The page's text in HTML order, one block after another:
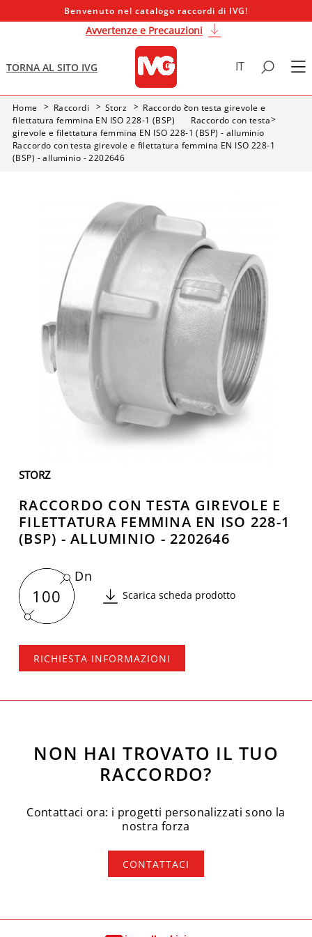
Benvenuto nel catalogo raccordi di IVG!
Avvertenze e Precauzioni
TORNA AL SITO IVG IT
Home Raccordi Storz
Raccordo con testa girevole e
filettatura femmina EN ISO 228-1 (BSP)
Raccordo con testa
girevole e filettatura femmina EN ISO 228-1 (BSP) - alluminio
Raccordo con testa girevole e filettatura femmina EN ISO 228-1
(BSP) - alluminio - 2202646
STORZ
RACCORDO CON TESTA GIREVOLE E
FILETTATURA FEMMINA EN ISO 228-1
(BSP) - ALLUMINIO - 2202646
100
Dn
Scarica scheda prodotto
RICHIESTA INFORMAZIONI
NON HAI TROVATO IL TUO
RACCORDO?
Contattaci ora: i progetti personalizzati sono la
nostra forza
CONTATTACI